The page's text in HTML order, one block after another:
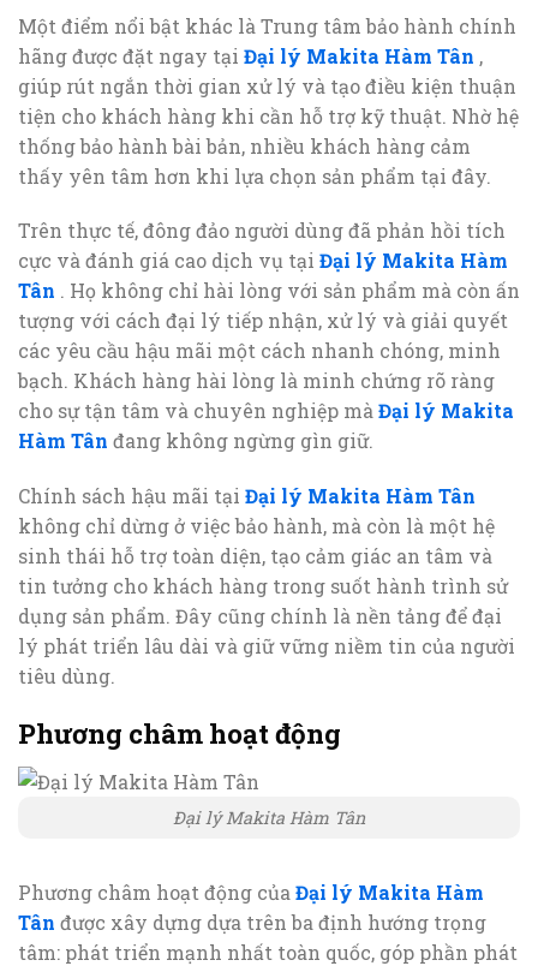
Một điểm nổi bật khác là Trung tâm bảo hành chính
hãng được đặt ngay tại Đại lý Makita Hàm Tân ,
giúp rút ngắn thời gian xử lý và tạo điều kiện thuận
tiện cho khách hàng khi cần hỗ trợ kỹ thuật. Nhờ hệ
thống bảo hành bài bản, nhiều khách hàng cảm
thấy yên tâm hơn khi lựa chọn sản phẩm tại đây.
Trên thực tế, đông đảo người dùng đã phản hồi tích
cực và đánh giá cao dịch vụ tại Đại lý Makita Hàm
Tân . Họ không chỉ hài lòng với sản phẩm mà còn ấn
tượng với cách đại lý tiếp nhận, xử lý và giải quyết
các yêu cầu hậu mãi một cách nhanh chóng, minh
bạch. Khách hàng hài lòng là minh chứng rõ ràng
cho sự tận tâm và chuyên nghiệp màĐại lý Makita
Hàm Tân đang không ngừng gìn giữ.
Chính sách hậu mãi tại Đại lý Makita Hàm Tân
không chỉ dừng ở việc bảo hành, mà còn là một hệ
sinh thái hỗ trợ toàn diện, tạo cảm giác an tâm và
tin tưởng cho khách hàng trong suốt hành trình sử
dụng sản phẩm. Đây cũng chính là nền tảng để đại
lý phát triển lâu dài và giữ vững niềm tin của người
tiêu dùng.
Phương châm hoạt động
Đại lý Makita Hàm Tân
Phương châm hoạt động của Đại lý Makita Hàm
Tân được xây dựng dựa trên ba định hướng trọng
tâm: phát triển mạnh nhất toàn quốc, góp phần phát